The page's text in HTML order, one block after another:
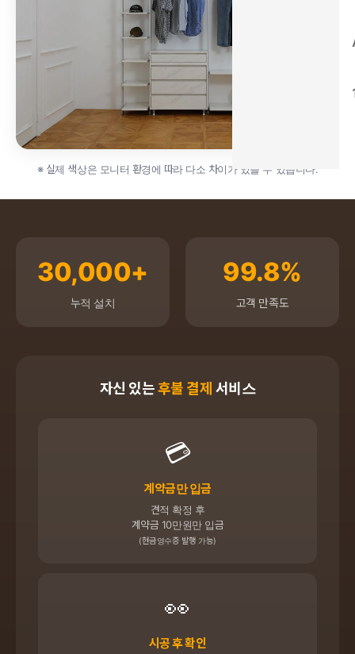
※ 실제 색상은 모니터 환경에 따라 다소 차이가 있을 수 있습니다.
30,000+
누적 설치
99.8%
고객 만족도
자신 있는후불 결제 서비스
💳
계약금만 입금
견적 확정 후
계약금 10만원만 입금
(현금영수증 발행 가능)
👀
시공 후 확인